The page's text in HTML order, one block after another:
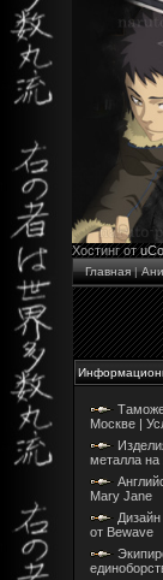
Хостинг от
Главная|
Москве |
металла на
Mary Jane
от Bewave